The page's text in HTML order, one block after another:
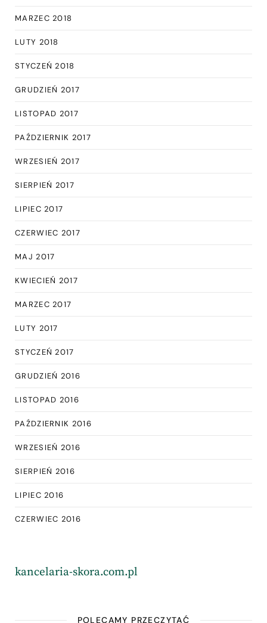
MARZEC 2018
LUTY 2018
STYCZEŃ 2018
GRUDZIEŃ 2017
LISTOPAD 2017
PAŹDZIERNIK 2017
WRZESIEŃ 2017
SIERPIEŃ 2017
LIPIEC 2017
CZERWIEC 2017
MAJ 2017
KWIECIEŃ 2017
MARZEC 2017
LUTY 2017
STYCZEŃ 2017
GRUDZIEŃ 2016
LISTOPAD 2016
PAŹDZIERNIK 2016
WRZESIEŃ 2016
SIERPIEŃ 2016
LIPIEC 2016
CZERWIEC 2016
kancelaria-skora.com.pl
POLECAMY PRZECZYTAĆ